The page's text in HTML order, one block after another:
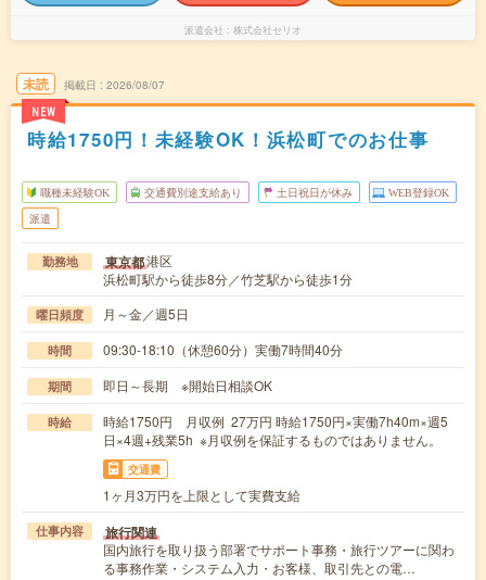
派遣会社 株式会社セリオ
未読
NEW
掲載日 2026/08/07
時給1750円！未経験OK！浜松町でのお仕事
職種未経験OK 交通費別途支給あり 土日祝日が休み WEB登録OK
派遣
勤務地 東京都港区
浜松町駅から徒歩8分／竹芝駅から徒歩1分
曜日頻度 月～金／週5日
時間 09:30-18:10（休憩60分）実働7時間40分
期間 即日～長期 ※開始日相談OK
時給
時給1750円 月収例 27万円 時給1750円×実働7h40m×週5
日×4週+残業5h ※月収例を保証するものではありません。
交通費
1ヶ月3万円を上限として実費支給
仕事内容 旅行関連
国内旅行を取り扱う部署でサポート事務・旅行ツアーに関わ
る事務作業・システム入力・お客様、取引先との電…